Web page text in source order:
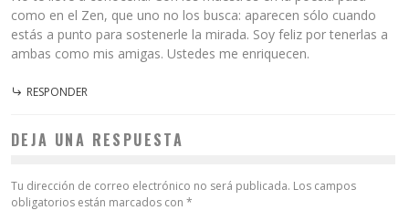
como en el Zen, que uno no los busca: aparecen sólo cuando
estás a punto para sostenerle la mirada. Soy feliz por tenerlas a
ambas como mis amigas. Ustedes me enriquecen.
RESPONDER
DEJA UNA RESPUESTA
Tu dirección de correo electrónico no será publicada. Los campos
obligatorios están marcados con *